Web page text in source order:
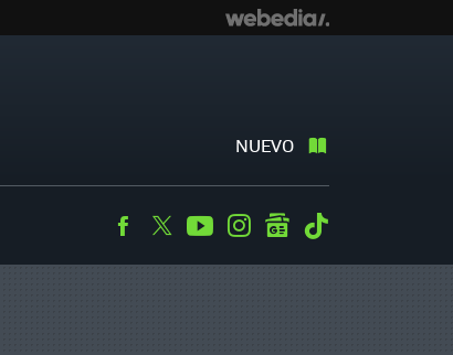
NUEVO
Facebook
TwitterYoutubeInstagramgooglenews